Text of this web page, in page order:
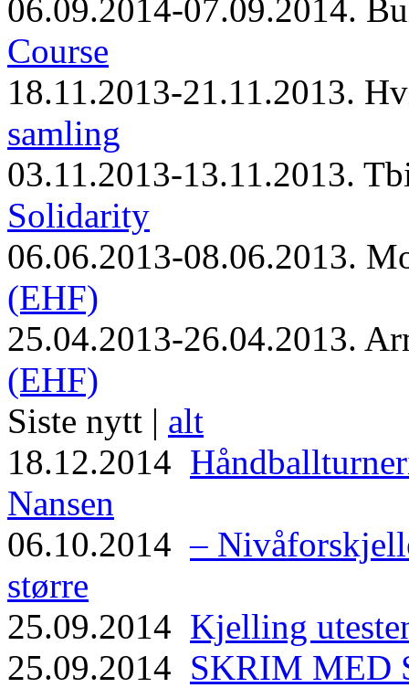
06.09.2014-07.09.2014.
Course
18.11.2013-21.11.2013.
samling
03.11.2013-13.11.2013.
Solidarity
06.06.2013-08.06.2013.
(EHF)
25.04.2013-26.04.2013.
(EHF)
Siste nytt | alt
18.12.2014
Nansen
06.10.2014–
større
25.09.2014 Kjelling
25.09.2014 SKRIM MED